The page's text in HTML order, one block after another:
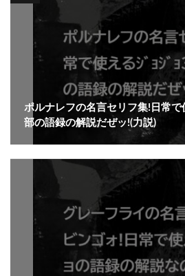
ポルナレフの名言セリフ集!日常で
部の語録の解説だぜッ!(力説)